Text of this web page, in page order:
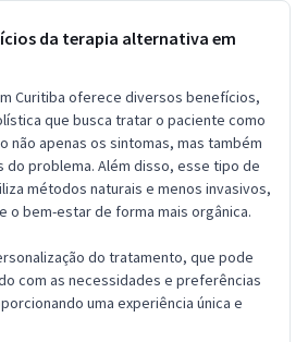
da terapia alternativa em
Curitiba oferece diversos benefícios,
que busca tratar o paciente como
não apenas os sintomas, mas também
do problema. Além disso, esse tipo de
métodos naturais e menos invasivos,
o bem-estar de forma mais orgânica.
do tratamento, que pode
com as necessidades e preferências
uma experiência única e